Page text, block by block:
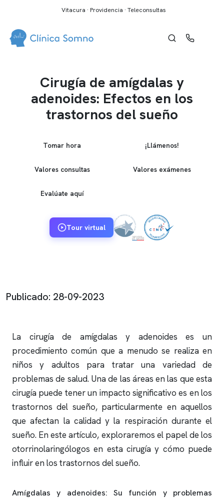
Vitacura · Providencia · Teleconsultas
Cirugía de amígdalas y
adenoides: Efectos en los
trastornos del sueño
Tomar hora ¡Llámenos!
Valores consultas Valores exámenes
Evalúate aquí
Tour virtual
Publicado: 28-09-2023
La cirugía de amígdalas y adenoides es un
procedimiento común que a menudo se realiza en
niños y adultos para tratar una variedad de
problemas de salud. Una de las áreas en las que esta
cirugía puede tener un impacto significativo es en los
trastornos del sueño, particularmente en aquellos
que afectan la calidad y la respiración durante el
sueño. En este artículo, exploraremos el papel de los
otorrinolaringólogos en esta cirugía y cómo puede
influir en los trastornos del sueño.
Amígdalas y adenoides: Su función y problemas